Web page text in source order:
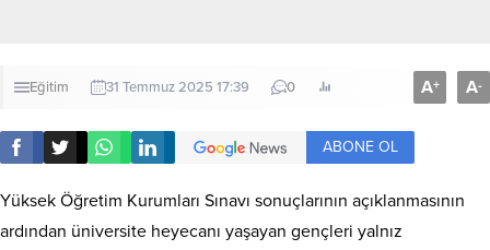
Eğitim 31 Temmuz 2025 17:39 0 A+ A-
ABONE OL
Yüksek Öğretim Kurumları Sınavı sonuçlarının açıklanmasının
ardından üniversite heyecanı yaşayan gençleri yalnız